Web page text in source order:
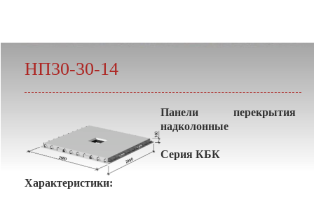
НП30-30-14
Панели перекрытия
надколонные
Серия КБК
Характеристики: